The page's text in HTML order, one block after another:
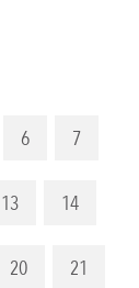
6 7
13 14
20 21